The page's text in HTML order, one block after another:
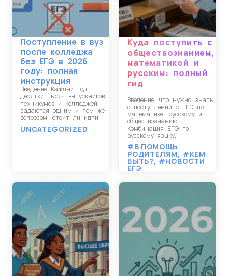
Поступление в вуз
после колледжа
без ЕГЭ в 2026
году: полная
инструкция
Введение Каждый год
десятки тысяч выпускников
техникумов и колледжей
задаются одним и тем же
вопросом: стоит ли идти…
UNCATEGORIZED
Куда поступить с
обществознанием,
математикой и
русским: полный
гид
Введение: что нужно знать
о поступлении с ЕГЭ по
математике, русскому и
обществознанию
Комбинация ЕГЭ по
русскому языку,…
#В ПОМОЩЬ
РОДИТЕЛЯМ, #КЕМ
БЫТЬ?, #НОВОСТИ
ЕГЭ